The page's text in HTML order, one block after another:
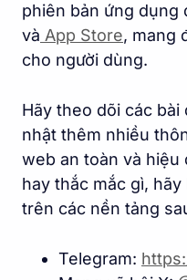
phiên bản ứng dụng
và App Store, mang
cho người dùng.
Hãy theo dõi các
nhật thêm nhiều
web an toàn và hiệu
hay thắc mắc gì,
trên các nền tảng
Telegram: